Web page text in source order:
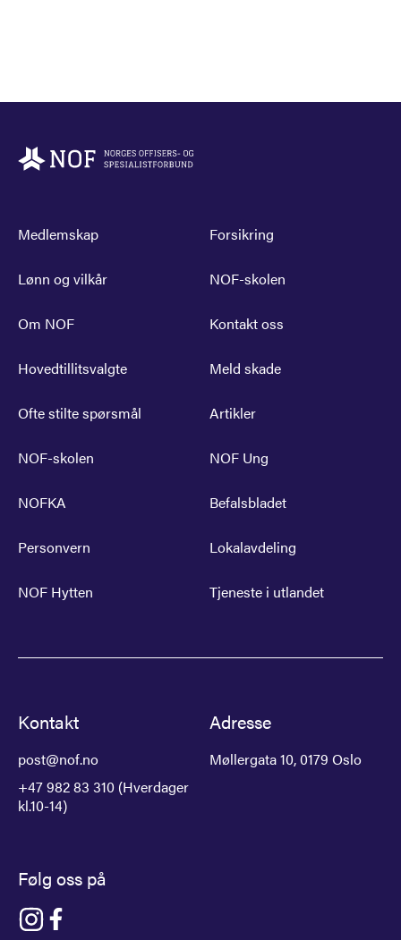
Medlemskap Forsikring
Lønn og vilkår NOF-skolen
Om NOF Kontakt oss
Hovedtillitsvalgte Meld skade
Ofte stilte spørsmål Artikler
NOF-skolen NOF Ung
NOFKA Befalsbladet
Personvern Lokalavdeling
NOF Hytten Tjeneste i utlandet
Kontakt
post@nof.no
+47 982 83 310 (Hverdager
kl.10-14)
Adresse
Møllergata 10, 0179 Oslo
Følg oss på
Gå til NOF på instagram
Gå til NOF på facebook